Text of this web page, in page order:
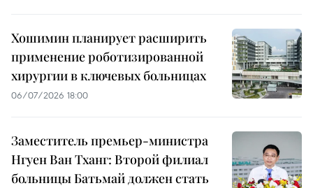
Хошимин планирует расширить
применение роботизированной
хирургии в ключевых больницах
06/07/2026 18:00
Заместитель премьер-министра
Нгуен Ван Тханг: Второй филиал
больницы Батьмай должен стать